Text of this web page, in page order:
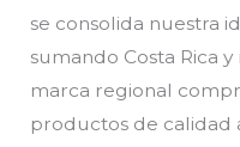
se consolida nuestra
sumando Costa Rica y
marca regional
productos de calidad